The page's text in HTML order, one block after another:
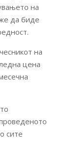
на
да биде
на
цена
сите